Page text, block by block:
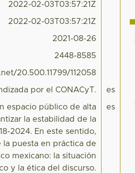
2022-02-03T03:57:21Z
2022-02-03T03:57:21Z
2021-08-26
2448-8585
20.500.11799/112058
por el CONACyT. es
espacio público de alta
la estabilidad de la
2024. En este sentido,
puesta en práctica de
mexicano: la situación
y la ética del discurso.
es